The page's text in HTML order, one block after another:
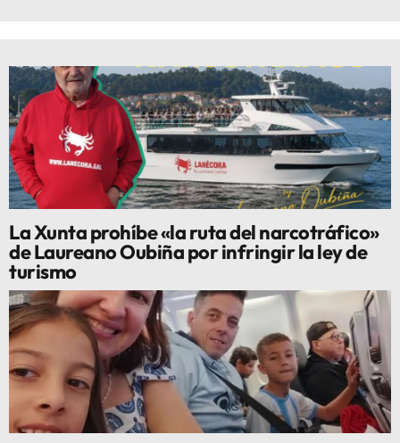
La Xunta prohíbe «la ruta del narcotráfico»
de Laureano Oubiña por infringir la ley de
turismo